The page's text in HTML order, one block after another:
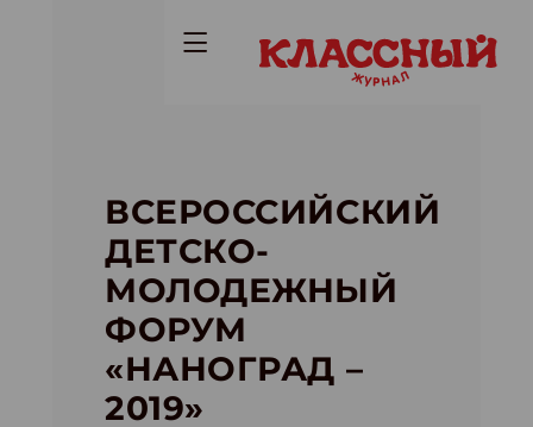
ВСЕРОССИЙСКИЙ
ДЕТСКО-
МОЛОДЕЖНЫЙ
ФОРУМ
«НАНОГРАД –
2019»